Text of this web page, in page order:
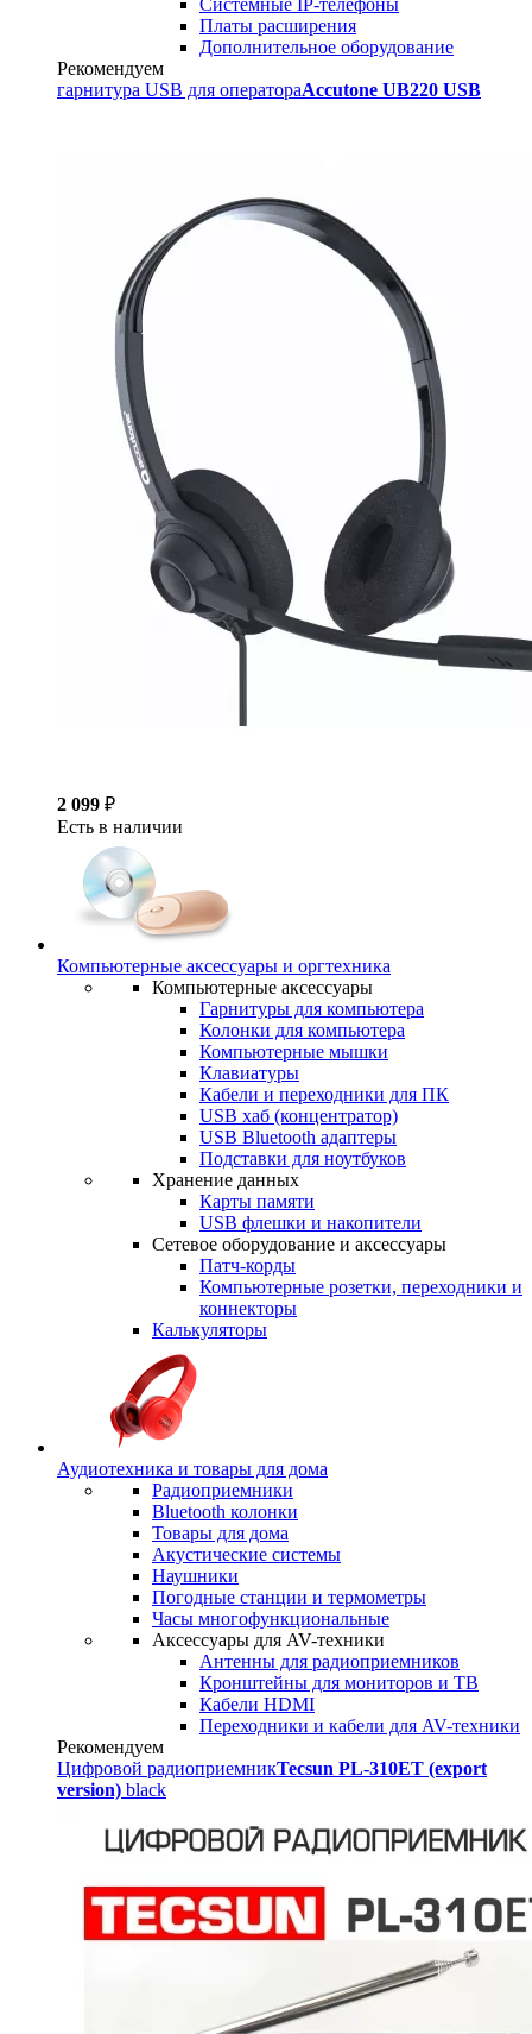
Системные IP-телефоны
Платы расширения
Дополнительное оборудование
Рекомендуем
гарнитура USB для оператораAccutone UB220 USB
2 099 ₽
Есть в наличии
Компьютерные аксессуары и оргтехника
Компьютерные аксессуары
Гарнитуры для компьютера
Колонки для компьютера
Компьютерные мышки
Клавиатуры
Кабели и переходники для ПК
USB хаб (концентратор)
USB Bluetooth адаптеры
Подставки для ноутбуков
Хранение данных
Карты памяти
USB флешки и накопители
Сетевое оборудование и аксессуары
Патч-корды
Компьютерные розетки, переходники и
коннекторы
Калькуляторы
Аудиотехника и товары для дома
Радиоприемники
Bluetooth колонки
Товары для дома
Акустические системы
Наушники
Погодные станции и термометры
Часы многофункциональные
Аксессуары для AV-техники
Антенны для радиоприемников
Кронштейны для мониторов и ТВ
Кабели HDMI
Переходники и кабели для AV-техники
Рекомендуем
Цифровой радиоприемникTecsun PL-310ET (export
version) black